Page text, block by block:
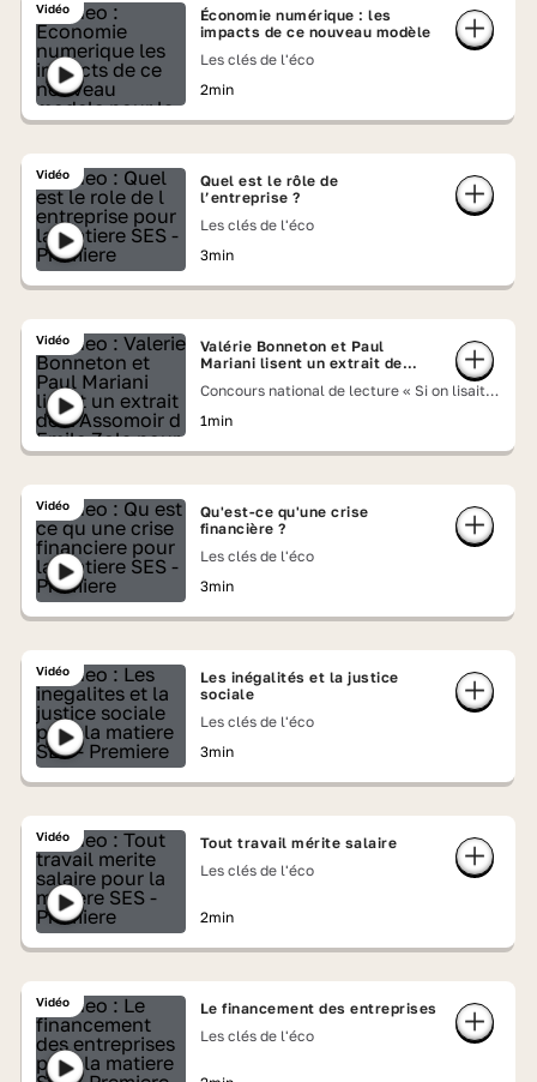
Vidéo
Économie numérique : les
impacts de ce nouveau modèle
Les clés de l'éco
2min
Vidéo
Quel est le rôle de
l’entreprise ?
Les clés de l'éco
3min
Vidéo
Valérie Bonneton et Paul
Mariani lisent un extrait de
Concours national de lecture « Si on lisait à
1min
Vidéo
Qu'est-ce qu'une crise
financière ?
Les clés de l'éco
3min
Vidéo
Les inégalités et la justice
sociale
Les clés de l'éco
3min
Vidéo
Tout travail mérite salaire
Les clés de l'éco
2min
Vidéo
Le financement des entreprises
Les clés de l'éco